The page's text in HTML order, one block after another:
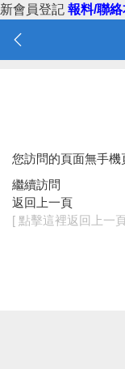
新會員登記 報料/聯
您訪問的頁面無手機
繼續訪問
返回上一頁
[ 點擊這裡返回上一